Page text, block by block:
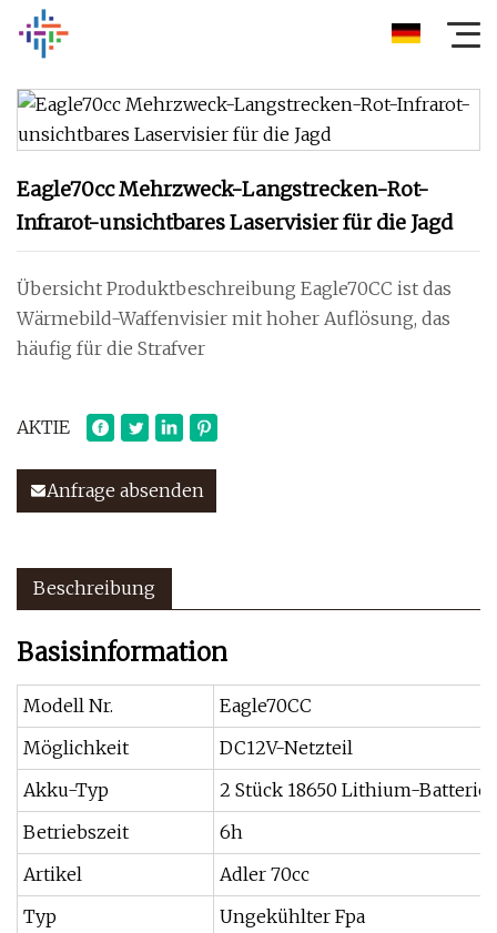
Eagle70cc Mehrzweck-Langstrecken-Rot-
Infrarot-unsichtbares Laservisier für die Jagd
Übersicht Produktbeschreibung Eagle70CC ist das
Wärmebild-Waffenvisier mit hoher Auflösung, das
häufig für die Strafver
AKTIE
Anfrage absenden
Beschreibung
Basisinformation
Modell Nr.
Eagle70CC
Möglichkeit
DC12V-Netzteil
Akku-Typ
2 Stück 18650 Lithium-Batterie
Betriebszeit
6h
Artikel
Adler 70cc
Typ
Ungekühlter Fpa